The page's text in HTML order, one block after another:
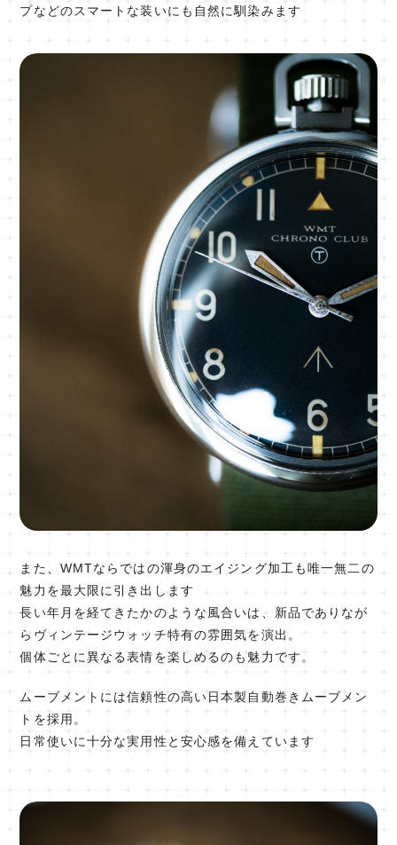
プなどのスマートな装いにも自然に馴染みます
また、WMTならではの渾身のエイジング加工も唯一無二の
魅力を最大限に引き出します
長い年月を経てきたかのような風合いは、新品でありなが
らヴィンテージウォッチ特有の雰囲気を演出。
個体ごとに異なる表情を楽しめるのも魅力です。
ムーブメントには信頼性の高い日本製自動巻きムーブメン
トを採用。
日常使いに十分な実用性と安心感を備えています